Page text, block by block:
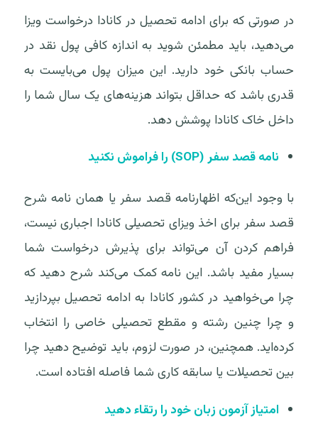
در صورتی که برای ادامه تحصیل در کانادا درخواست ویزا
می‌دهید، باید مطمئن شوید به اندازه کافی پول نقد در
حساب بانکی خود دارید. این میزان پول می‌بایست به
قدری باشد که حداقل بتواند هزینه‌های یک سال شما را
داخل خاک کانادا پوشش دهد.
نامه قصد سفر (SOP) را فراموش نکنید
با وجود این‌که اظهارنامه قصد سفر یا همان نامه شرح
قصد سفر برای اخذ ویزای تحصیلی کانادا اجباری نیست،
فراهم کردن آن می‌تواند برای پذیرش درخواست شما
بسیار مفید باشد. این نامه کمک می‌کند شرح دهید که
چرا می‌خواهید در کشور کانادا به ادامه تحصیل بپردازید
و چرا چنین رشته و مقطع تحصیلی خاصی را انتخاب
کرده‌اید. همچنین، در صورت لزوم، باید توضیح دهید چرا
بین تحصیلات یا سابقه کاری شما فاصله افتاده است.
امتیاز آزمون زبان خود را رتقاء دهید